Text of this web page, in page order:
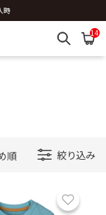
時ンプレゼント
14
絞り込み